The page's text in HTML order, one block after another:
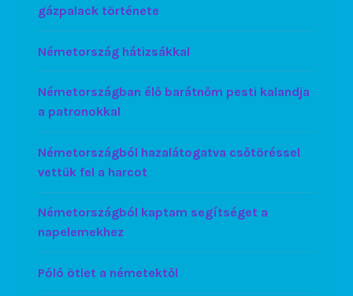
gázpalack története
Németország hátizsákkal
Németországban élő barátnőm pesti kalandja
a patronokkal
Németországból hazalátogatva csőtöréssel
vettük fel a harcot
Németországból kaptam segítséget a
napelemekhez
Póló ötlet a németektől